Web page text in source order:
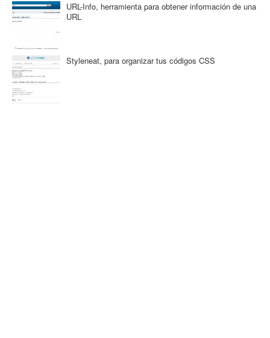
URL-Info, herramienta para obtener información de una
URL
Styleneat, para organizar tus códigos CSS